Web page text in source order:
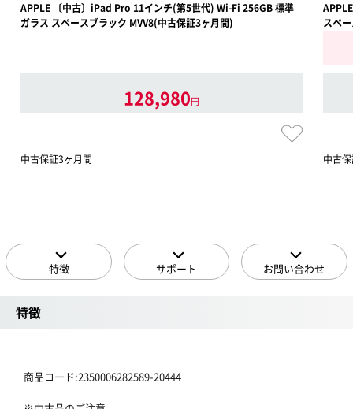
APPLE 〔中古〕iPad Pro 11インチ(第5世代) Wi-Fi 256GB 標準
ガラス スペースブラック MVV8(中古保証3ヶ月間)
128,980円
中古保証3ヶ月間
スペ
中古
特徴 サポート お問い合わせ
特徴
商品コード:2350006282589-20444